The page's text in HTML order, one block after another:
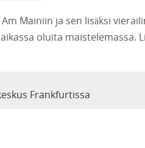
Mainiin ja sen lisäksi
oluita maistelemassa.
Frankfurtissa